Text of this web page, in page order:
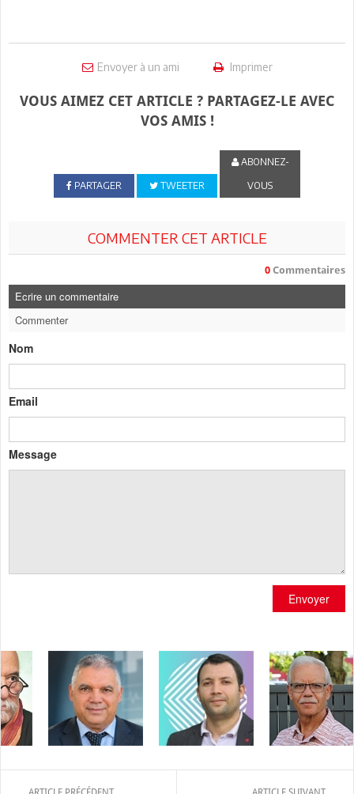
Envoyer à un ami Imprimer
VOUS AIMEZ CET ARTICLE ? PARTAGEZ-LE AVEC
VOS AMIS !
PARTAGER TWEETER
ABONNEZ-
VOUS
COMMENTER CET ARTICLE
0 Commentaires
Ecrire un commentaire
Commenter
Nom
Email
Message
Envoyer